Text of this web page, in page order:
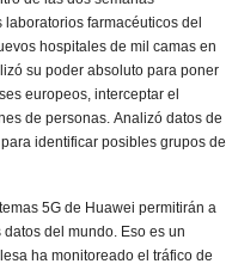
farmacéuticos del
hospitales de mil camas en
su poder absoluto para poner
europeos, interceptar el
de personas. Analizó datos de
identificar posibles grupos de
5G de Huawei permitirán a
del mundo. Eso es un
ha monitoreado el tráfico de